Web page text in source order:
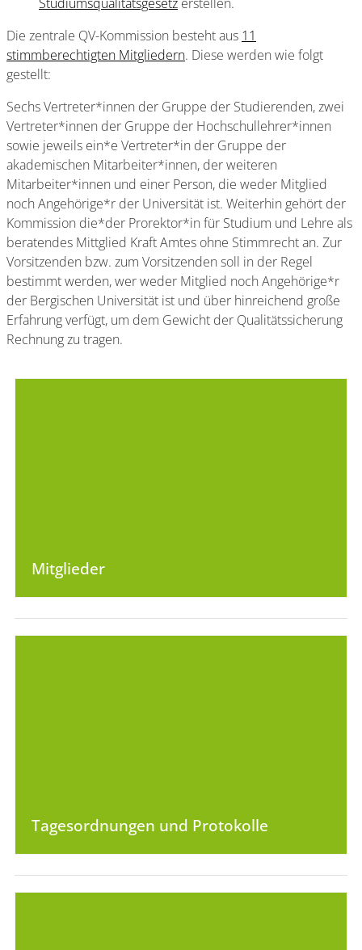
Die zentrale QV-Kommission besteht aus 11
stimmberechtigten Mitgliedern. Diese werden wie folgt
gestellt:
Sechs Vertreter*innen der Gruppe der Studierenden, zwei
Vertreter*innen der Gruppe der Hochschullehrer*innen
sowie jeweils ein*e Vertreter*in der Gruppe der
akademischen Mitarbeiter*innen, der weiteren
Mitarbeiter*innen und einer Person, die weder Mitglied
noch Angehörige*r der Universität ist. Weiterhin gehört der
Kommission die*der Prorektor*in für Studium und Lehre als
beratendes Mittglied Kraft Amtes ohne Stimmrecht an. Zur
Vorsitzenden bzw. zum Vorsitzenden soll in der Regel
bestimmt werden, wer weder Mitglied noch Angehörige*r
der Bergischen Universität ist und über hinreichend große
Erfahrung verfügt, um dem Gewicht der Qualitätssicherung
Rechnung zu tragen.
Mitglieder
Tagesordnungen und Protokolle